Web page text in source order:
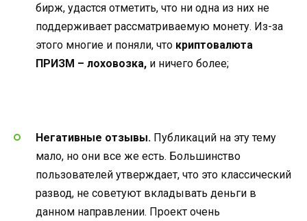
бирж, удастся отметить, что ни одна из них не
поддерживает рассматриваемую монету. Из-за
этого многие и поняли, что криптовалюта
ПРИЗМ – лоховозка, и ничего более;
Негативные отзывы. Публикаций на эту тему
мало, но они все же есть. Большинство
пользователей утверждает, что это классический
развод, не советуют вкладывать деньги в
данном направлении. Проект очень